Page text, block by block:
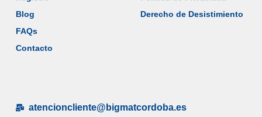
Blog
FAQs
Contacto
Derecho de Desistimiento
atencioncliente@bigmatcordoba.es